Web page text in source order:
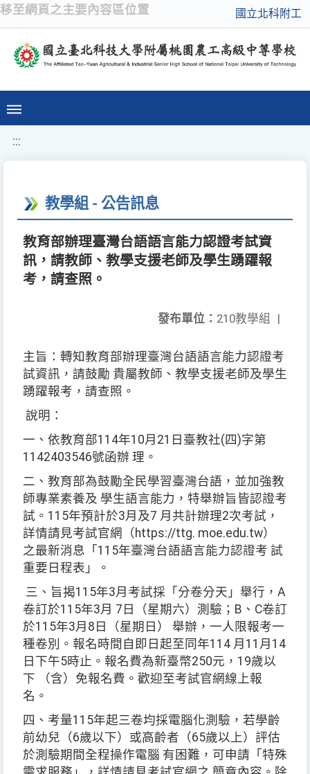
移至網頁之主要內容區位置 國立北科附工
:::
教學組 - 公告訊息
教育部辦理臺灣台語語言能力認證考試資
訊，請教師、教學支援老師及學生踴躍報
考，請查照。
發布單位： 210教學組 |
主旨：轉知教育部辦理臺灣台語語言能力認證考
試資訊，請鼓勵 貴屬教師、教學支援老師及學生
踴躍報考，請查照。
說明：
一、依教育部114年10月21日臺教社(四)字第
1142403546號函辦 理。
二、教育部為鼓勵全民學習臺灣台語，並加強教
師專業素養及 學生語言能力，特舉辦旨皆認證考
試。115年預計於3月及7 月共計辦理2次考試，
詳情請見考試官網（https://ttg. moe.edu.tw）
之最新消息「115年臺灣台語語言能力認證考 試
重要日程表」。
三、旨揭115年3月考試採「分卷分天」舉行，A
卷訂於115年3月 7日（星期六）測驗；B、C卷訂
於115年3月8日（星期日） 舉辦，一人限報考一
種卷別。報名時間自即日起至同年114 月11月14
日下午5時止。報名費為新臺幣250元，19歲以
下 （含）免報名費。歡迎至考試官網線上報
名。
四、考量115年起三卷均採電腦化測驗，若學齡
前幼兒（6歲以下）或高齡者（65歲以上）評估
於測驗期間全程操作電腦 有困難，可申請「特殊